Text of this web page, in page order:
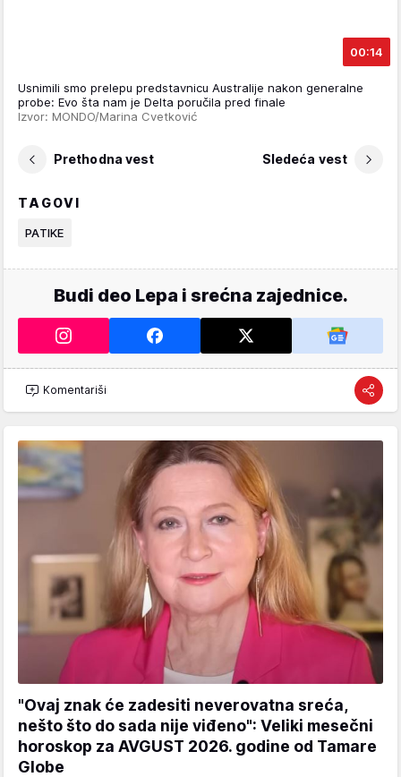
00:14
Usnimili smo prelepu predstavnicu Australije nakon generalne
probe: Evo šta nam je Delta poručila pred finale
Izvor: MONDO/Marina Cvetković
Prethodna vest Sledeća vest
TAGOVI
PATIKE
Budi deo Lepa i srećna zajednice.
Komentariši
"Ovaj znak će zadesiti neverovatna sreća,
nešto što do sada nije viđeno": Veliki mesečni
horoskop za AVGUST 2026. godine od Tamare
Globe